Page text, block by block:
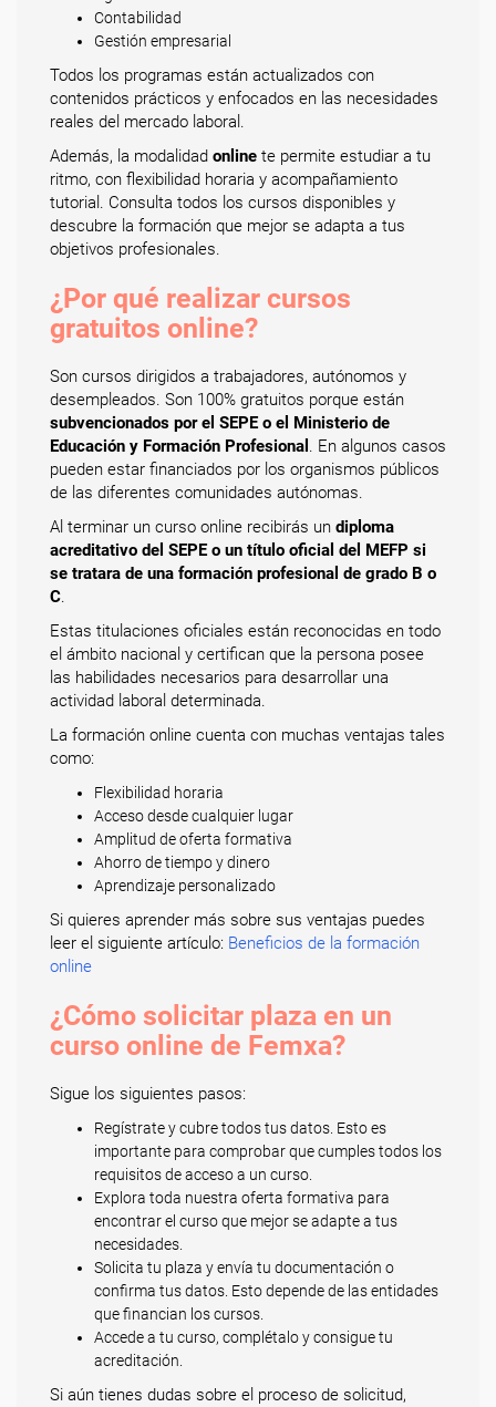
Contabilidad
Gestión empresarial
Todos los programas están actualizados con
contenidos prácticos y enfocados en las necesidades
reales del mercado laboral.
Además, la modalidad online te permite estudiar a tu
ritmo, con flexibilidad horaria y acompañamiento
tutorial. Consulta todos los cursos disponibles y
descubre la formación que mejor se adapta a tus
objetivos profesionales.
¿Por qué realizar cursos
gratuitos online?
Son cursos dirigidos a trabajadores, autónomos y
desempleados. Son 100% gratuitos porque están
subvencionados por el SEPE o el Ministerio de
Educación y Formación Profesional . En algunos casos
pueden estar financiados por los organismos públicos
de las diferentes comunidades autónomas.
Al terminar un curso online recibirás un diploma
acreditativo del SEPE o un título oficial del MEFP si
se tratara de una formación profesional de grado B o
C.
Estas titulaciones oficiales están reconocidas en todo
el ámbito nacional y certifican que la persona posee
las habilidades necesarios para desarrollar una
actividad laboral determinada.
La formación online cuenta con muchas ventajas tales
como:
Flexibilidad horaria
Acceso desde cualquier lugar
Amplitud de oferta formativa
Ahorro de tiempo y dinero
Aprendizaje personalizado
Si quieres aprender más sobre sus ventajas puedes
leer el siguiente artículo: Beneficios de la formación
online
¿Cómo solicitar plaza en un
curso online de Femxa?
Sigue los siguientes pasos:
Regístrate y cubre todos tus datos. Esto es
importante para comprobar que cumples todos los
requisitos de acceso a un curso.
Explora toda nuestra oferta formativa para
encontrar el curso que mejor se adapte a tus
necesidades.
Solicita tu plaza y envía tu documentación o
confirma tus datos. Esto depende de las entidades
que financian los cursos.
Accede a tu curso, complétalo y consigue tu
acreditación.
Si aún tienes dudas sobre el proceso de solicitud,